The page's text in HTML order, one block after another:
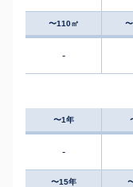
〜110㎡
-
〜1年
-
〜15年